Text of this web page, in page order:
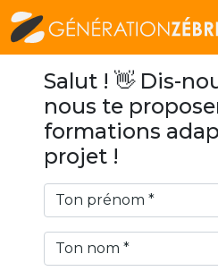
Salut ! 👋 Dis-
nous te
formations
projet !